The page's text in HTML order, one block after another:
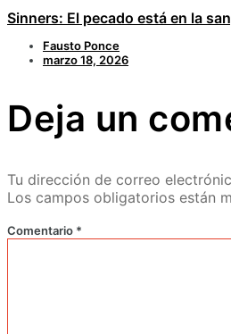
Sinners: El pecado está en la
Fausto Ponce
marzo 18, 2026
Deja un
Tu dirección de correo
Los campos obligatorios están
Comentario *